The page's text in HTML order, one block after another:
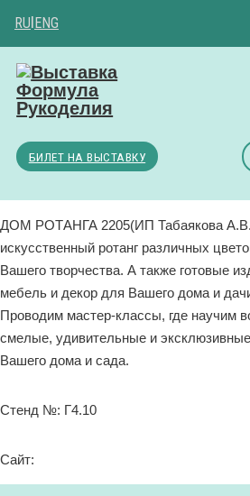
RU ENG
БИЛЕТ НА ВЫСТАВКУ
ДОМ РОТАНГА 2205(ИП Табаякова
искусственный ротанг различных
Вашего творчества. А также готовые
мебель и декор для Вашего дома и
Проводим мастер-классы, где научим
смелые, удивительные и
Вашего дома и сада.
Стенд №: Г4.10
Сайт: